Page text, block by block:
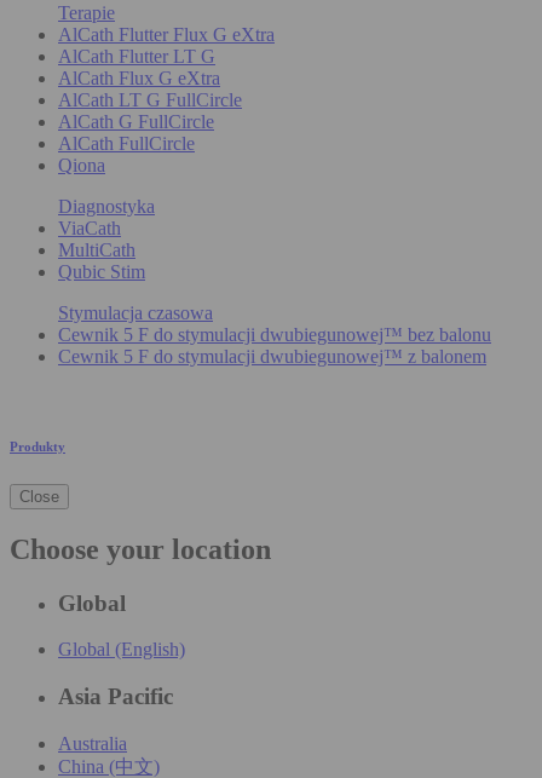
Terapie
AlCath Flutter Flux G eXtra
AlCath Flutter LT G
AlCath Flux G eXtra
AlCath LT G FullCircle
AlCath G FullCircle
AlCath FullCircle
Qiona
Diagnostyka
ViaCath
MultiCath
Qubic Stim
Stymulacja czasowa
Cewnik 5 F do stymulacji dwubiegunowej™ bez balonu
Cewnik 5 F do stymulacji dwubiegunowej™ z balonem
Produkty
Close
Choose your location
Global
Global (English)
Asia Pacific
Australia
China (中文)